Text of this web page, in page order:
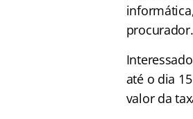
procurador.
até o dia
valor da